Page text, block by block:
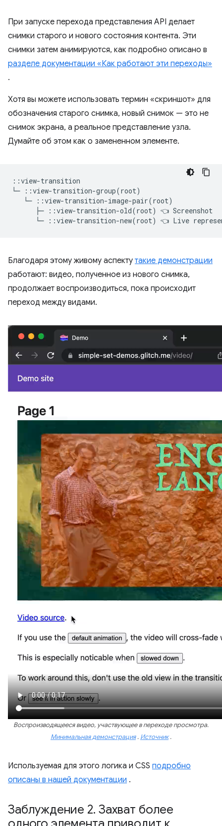
При запуске перехода представления API делает
снимки старого и нового состояния контента. Эти
снимки затем анимируются, как подробно описано в
разделе документации «Как работают эти переходы»
.
Хотя вы можете использовать термин «скриншот» для
обозначения старого снимка, новый снимок — это не
снимок экрана, а реальное представление узла.
Думайте об этом как о замененном элементе.
::view-transition
└─ ::view-transition-group(root)
   └─ ::view-transition-image-pair(root)
      ├─ ::view-transition-old(root) 👈 Screenshot
Благодаря этому живому аспекту такие демонстрации
работают: видео, полученное из нового снимка,
продолжает воспроизводиться, пока происходит
переход между видами.
Воспроизводящееся видео, участвующее в переходе просмотра.
Минимальная демонстрация. Источник.
Используемая для этого логика и CSS подробно
описаны в нашей документации .
Заблуждение 2. Захват более